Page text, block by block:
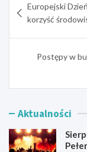
wpisu
Europejski
korzyść
Postępy w
Aktualności